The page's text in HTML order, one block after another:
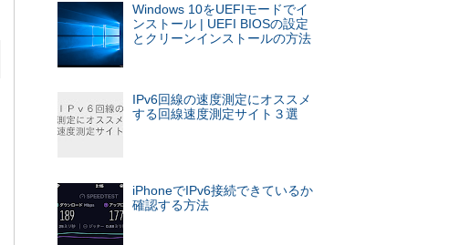
Windows 10をUEFIモードでイ
ンストール | UEFI BIOSの設定
とクリーンインストールの方法
IPv6回線の速度測定にオススメ
する回線速度測定サイト３選
iPhoneでIPv6接続できているか
確認する方法